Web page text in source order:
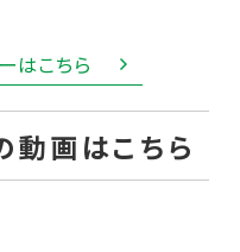
はこちら
画はこちら